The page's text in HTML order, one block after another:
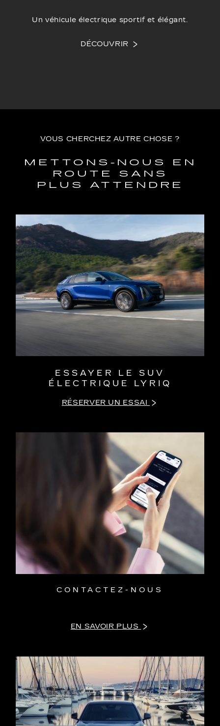
Un véhicule électrique sportif et élégant.
DÉCOUVRIR
VOUS CHERCHEZ AUTRE CHOSE ?
METTONS-NOUS EN
ROUTE SANS
PLUS ATTENDRE
ESSAYER LE SUV
ÉLECTRIQUE LYRIQ
RÉSERVER UN ESSAI
CONTACTEZ-NOUS
EN SAVOIR PLUS